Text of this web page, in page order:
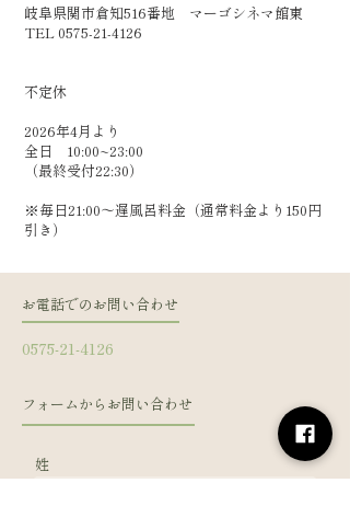
岐阜県関市倉知516番地 マーゴシネマ館東
TEL 0575-21-4126
​不定休
2026年4月より
全日 10:00~23:00
（最終受付22:30）
​※毎日21:00～遅風呂料金（通常料金より150円
引き）
お電話でのお問い合わせ
0575-21-4126
フォームからお問い合わせ
姓